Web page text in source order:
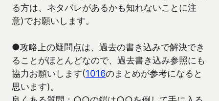
る方は、ネタバレがあるかも知れないことに注
意)でお願いします。
●攻略上の疑問点は、過去の書き込みで解決でき
ることがほとんどなので、過去書き込み参照にも
協力お願いします(1016のまとめが参考になると
思います)。